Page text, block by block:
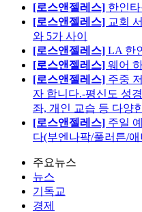
[로스앤젤레스] 한인
[로스앤젤레스] 교회
와 5가 사이
[로스앤젤레스] LA 한
[로스앤젤레스] 웨어
[로스앤젤레스] 주중
자 합니다.-평신도 성
좌, 개인 교습 등 다양
[로스앤젤레스] 주일
다(부엔나팍/풀러튼/
주요뉴스
뉴스
기독교
경제